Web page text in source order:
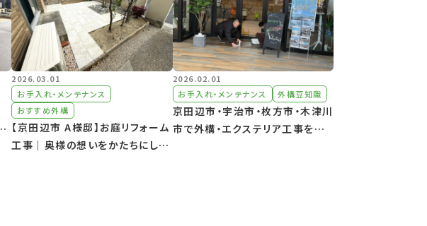
2026.03.01
お手入れ・メンテナンス
おすすめ外構
【京田辺市 A様邸】お庭リフォーム
工事｜奥様の想いをかたちにした
2026.02.01
お手入れ・メンテナンス
外構豆知識
京田辺市・宇治市・枚方市・木津川
市で外構・エクステリア工事をご